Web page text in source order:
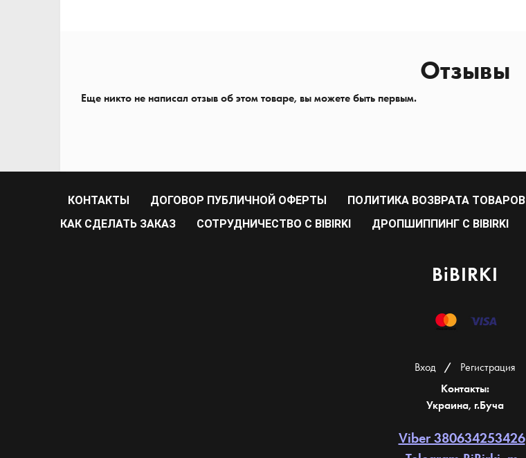
Отзывы
Еще никто не написал отзыв об этом товаре, вы можете быть первым.
КОНТАКТЫ ДОГОВОР ПУБЛИЧНОЙ ОФЕРТЫ ПОЛИТИКА ВОЗВРАТА ТОВАРОВ
КАК СДЕЛАТЬ ЗАКАЗ
CОТРУДНИЧЕСТВО С BIBIRKI ДРОПШИППИНГ С BIBIRKI
BiBIRKI
Вход /
Регистрация
Контакты:
Украина, г.Буча
Viber 380634253426